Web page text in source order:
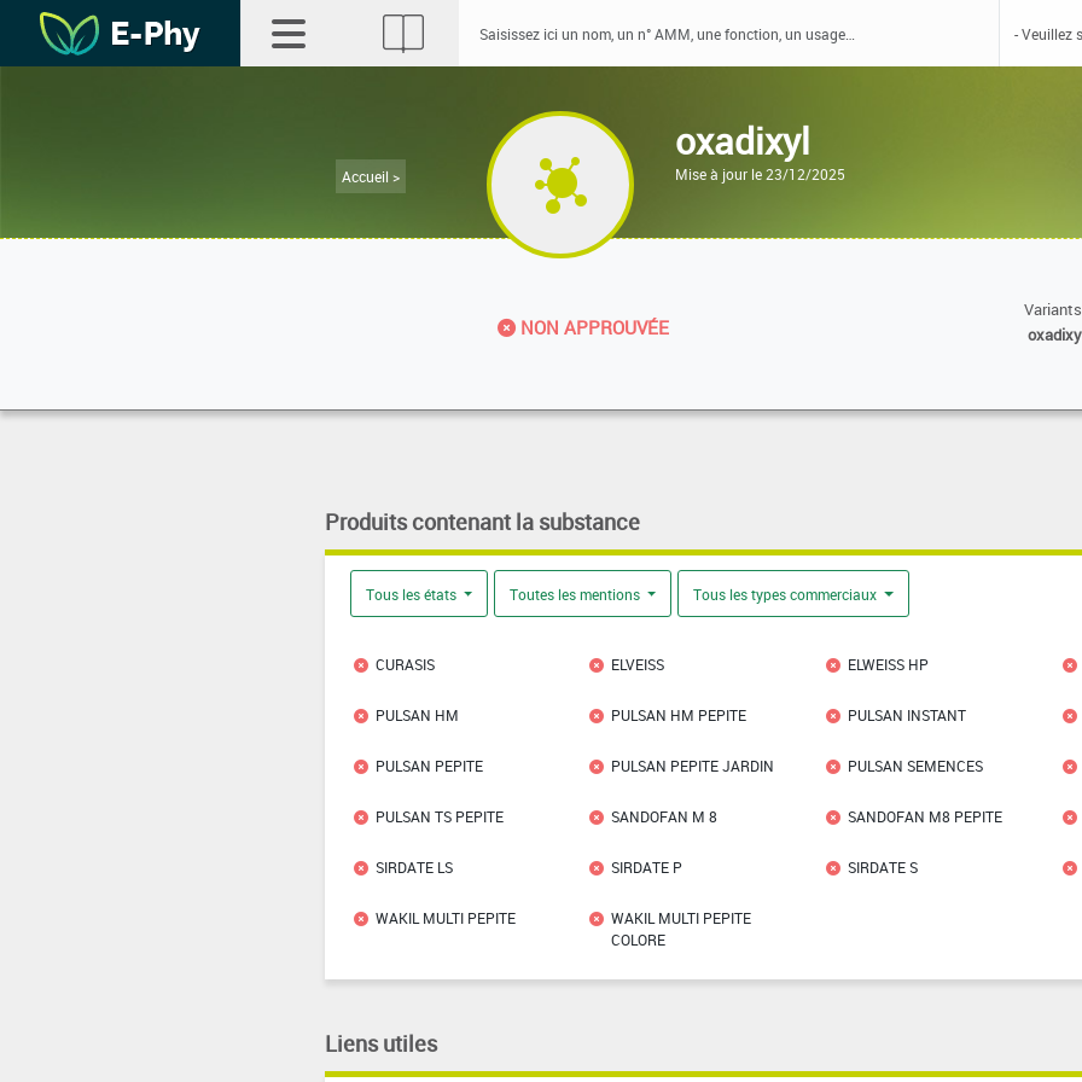
Accueil >
oxadixyl
Mise à jour le 23/12/2025
NON APPROUVÉE
Produits contenant la substance
Tous les états Toutes les mentions Tous les types commerciaux
CURASIS ELVEISS ELWEISS HP
PULSAN HM PULSAN HM PEPITE PULSAN INSTANT
PULSAN PEPITE PULSAN PEPITE JARDIN PULSAN SEMENCES
PULSAN TS PEPITE SANDOFAN M 8 SANDOFAN M8 PEPITE
SIRDATE LS SIRDATE P SIRDATE S
WAKIL MULTI PEPITE
WAKIL MULTI PEPITE
COLORE
Liens utiles